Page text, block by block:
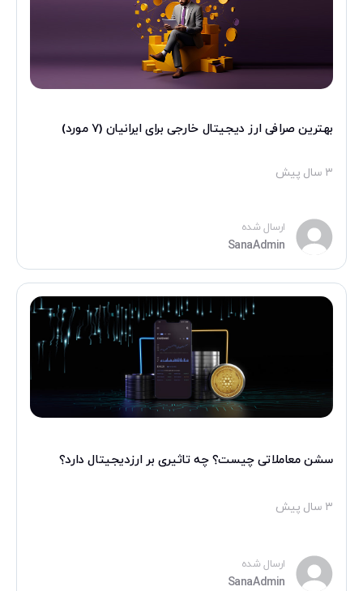
info@sanachange.com
تماس
۳۳۷۸-۹۱۰۹-۰۲۱
بهترین صرافی ارز دیجیتال خارجی برای ایرانیان (۷ مورد)
۳ سال پیش
ارسال شده
SanaAdmin
سشن معاملاتی چیست؟ چه تاثیری بر ارزدیجیتال دارد؟
۳ سال پیش
ارسال شده
SanaAdmin